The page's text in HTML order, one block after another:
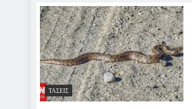
ΤΆΣΕΙΣ